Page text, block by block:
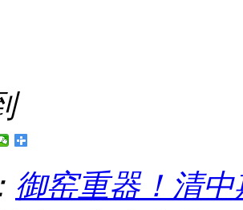
御窑重器！清